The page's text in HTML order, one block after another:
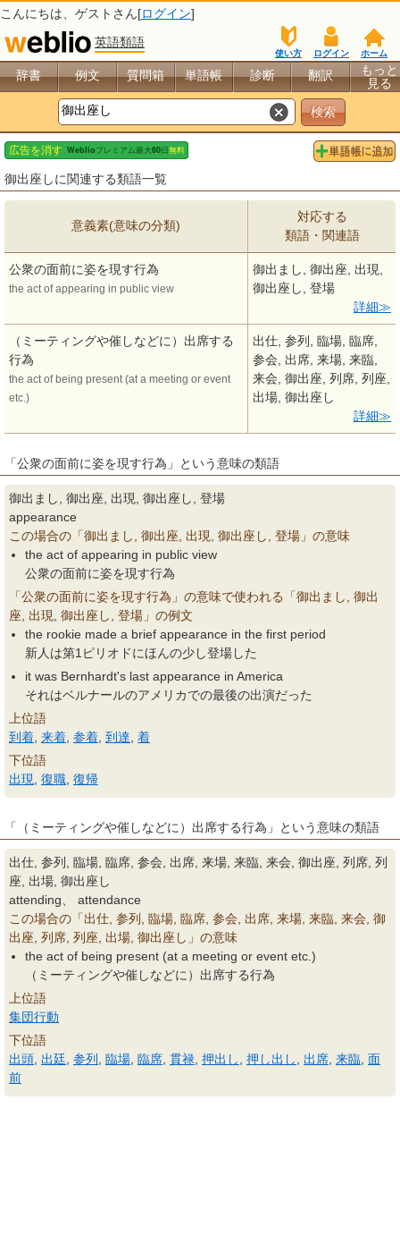
こんにちは、 ゲスト さん[ログイン]
英語類語
ホーム
ログイン
使い方
辞書 例文 質問箱 単語帳 診断 翻訳
もっと
見る
御出座しに関連する類語一覧
意義素(意味の分類)
対応する
類語・関連語
公衆の面前に姿を現す行為
the act of appearing in public view
御出まし, 御出座, 出現,
御出座し, 登場
詳細
（ミーティングや催しなどに）出席する
行為
the act of being present (at a meeting or event
etc.)
出仕, 参列, 臨場, 臨席,
参会, 出席, 来場, 来臨,
来会, 御出座, 列席, 列座,
出場, 御出座し
詳細
「公衆の面前に姿を現す行為」という意味の類語
御出まし, 御出座, 出現, 御出座し, 登場
appearance
この場合の「御出まし, 御出座, 出現, 御出座し, 登場」の意味
the act of appearing in public view
公衆の面前に姿を現す行為
「公衆の面前に姿を現す行為」の意味で使われる「御出まし, 御出
座, 出現, 御出座し, 登場」の例文
the rookie made a brief appearance in the first period
新人は第1ピリオドにほんの少し登場した
it was Bernhardt's last appearance in America
それはベルナールのアメリカでの最後の出演だった
上位語
到着 来着 参着 到達 着
下位語
出現
復職 復帰
「（ミーティングや催しなどに）出席する行為」という意味の類語
出仕, 参列, 臨場, 臨席, 参会, 出席, 来場, 来臨, 来会, 御出座, 列席, 列
座, 出場, 御出座し
attending、 attendance
この場合の「出仕, 参列, 臨場, 臨席, 参会, 出席, 来場, 来臨, 来会, 御
出座, 列席, 列座, 出場, 御出座し」の意味
the act of being present (at a meeting or event etc.)
（ミーティングや催しなどに）出席する行為
上位語
集団行動
下位語
出頭 出廷 参列 臨場 臨席 貫禄 押出し 押し出し 出席 来臨 面
前